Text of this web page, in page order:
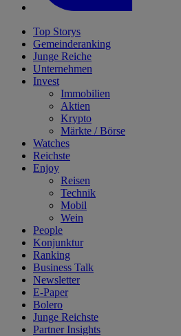
Top Storys
Gemeinderanking
Junge Reiche
Unternehmen
Invest
Immobilien
Aktien
Krypto
Märkte / Börse
Watches
Reichste
Enjoy
Reisen
Technik
Mobil
Wein
People
Konjunktur
Ranking
Business Talk
Newsletter
E-Paper
Bolero
Junge Reichste
Partner Insights